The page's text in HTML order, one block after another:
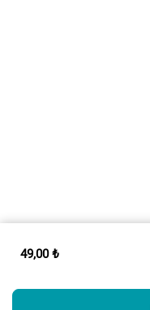
49,00 ₺